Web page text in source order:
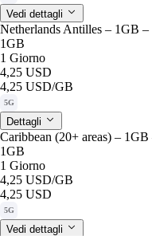
Vedi dettagli
Netherlands Antilles – 1GB
1GB
1 Giorno
4,25 USD
4,25 USD/GB
5G
Dettagli
Caribbean (20+ areas) –
1GB
1 Giorno
4,25 USD/GB
4,25 USD
5G
Vedi dettagli